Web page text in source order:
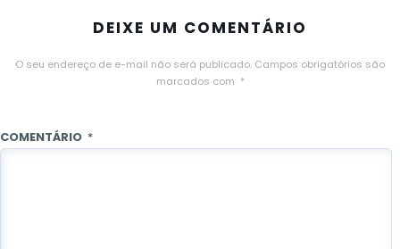
DEIXE UM COMENTÁRIO
O seu endereço de e-mail não será publicado. Campos obrigatórios são
marcados com *
COMENTÁRIO *